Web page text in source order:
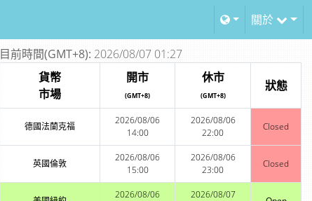
關於
目前時間(GMT+8): 2026/08/07 01:27
貨幣
市場
開市
(GMT+8)
休市
(GMT+8)
狀態
德國法蘭克福
2026/08/06
14:00
2026/08/06
22:00
Closed
英國倫敦
2026/08/06
15:00
2026/08/06
23:00
Closed
2026/08/06
2026/08/07